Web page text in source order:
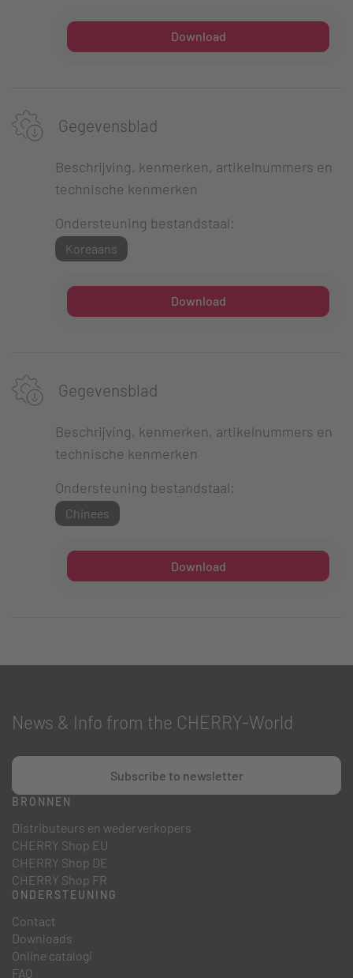
Download
Gegevensblad
Beschrijving, kenmerken, artikelnummers en
technische kenmerken
Ondersteuning bestandstaal:
Koreaans
Download
Gegevensblad
Beschrijving, kenmerken, artikelnummers en
technische kenmerken
Ondersteuning bestandstaal:
Chinees
Download
News & Info from the CHERRY-World
Subscribe to newsletter
BRONNEN
Distributeurs en wederverkopers
CHERRY Shop EU
CHERRY Shop DE
CHERRY Shop FR
ONDERSTEUNING
Contact
Downloads
Online catalogi
FAQ